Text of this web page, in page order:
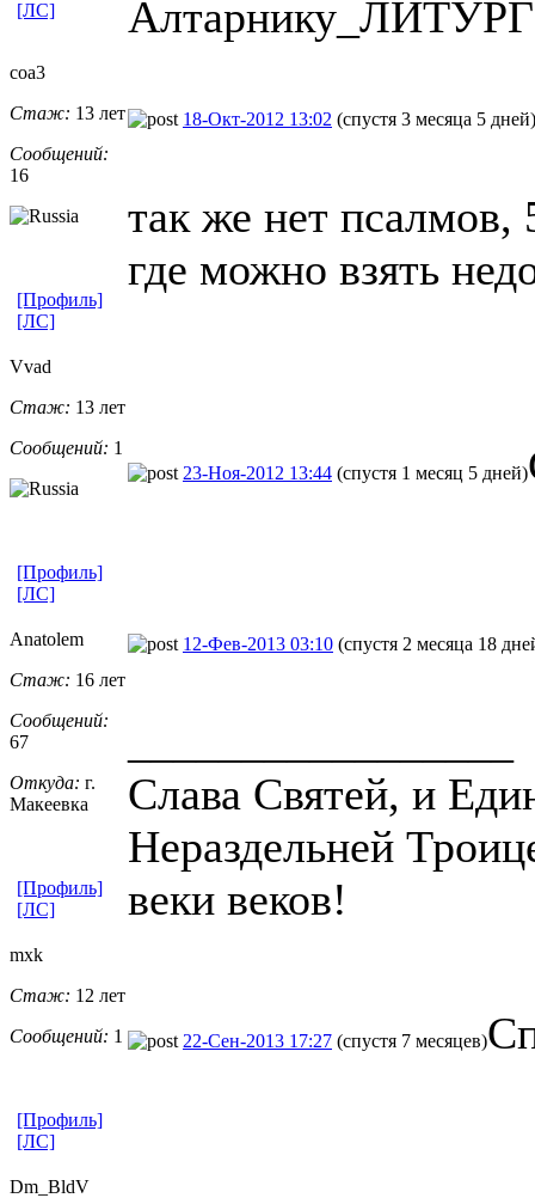
[ЛС]
coa3
Стаж: 13 лет
Сообщений:
16
18-Окт-2012 13:02 (спустя 3 месяца 5 дней)
так же нет псалмов,
где можно взять
[Профиль]
[ЛС]
Vvad
Стаж: 13 лет
Сообщений: 1
23-Ноя-2012 13:44 (спустя 1 месяц 5 дней)
[Профиль]
[ЛС]
Anatolem
Стаж: 16 лет
Сообщений:
67
Откуда: г.
Макеевка
12-Фев-2013 03:10 (спустя 2 месяца 18
Слава Святей, и
Нераздельней
веки веков!
[Профиль]
[ЛС]
mxk
Стаж: 12 лет
Сообщений: 1 22-Сен-2013 17:27 (спустя 7 месяцев)
[Профиль]
[ЛС]
Dm_BldV